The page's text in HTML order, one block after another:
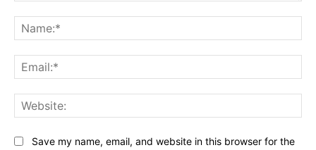
Save my name, email, and website in this browser for the